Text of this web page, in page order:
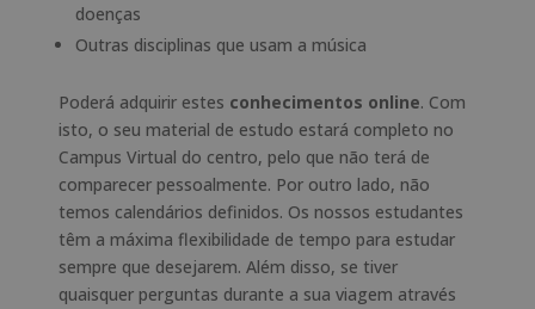
doenças
Outras disciplinas que usam a música
Poderá adquirir estes conhecimentos online. Com
isto, o seu material de estudo estará completo no
Campus Virtual do centro, pelo que não terá de
comparecer pessoalmente. Por outro lado, não
temos calendários definidos. Os nossos estudantes
têm a máxima flexibilidade de tempo para estudar
sempre que desejarem. Além disso, se tiver
quaisquer perguntas durante a sua viagem através